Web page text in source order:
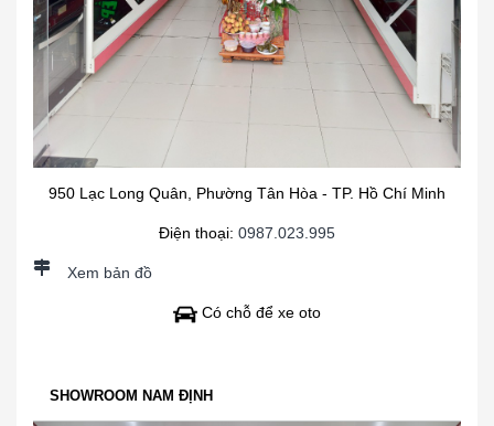
950 Lạc Long Quân, Phường Tân Hòa - TP. Hồ Chí Minh
Điện thoại: 0987.023.995
Xem bản đồ
Có chỗ để xe oto
SHOWROOM NAM ĐỊNH